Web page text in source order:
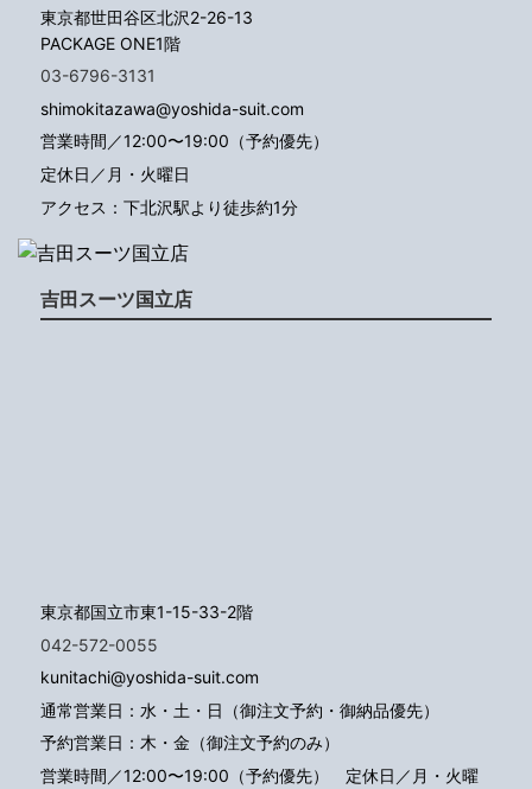
東京都世田谷区北沢2-26-13
PACKAGE ONE1階
03-6796-3131
shimokitazawa@yoshida-suit.com
営業時間／12:00〜19:00（予約優先）
定休日／月・火曜日
アクセス：下北沢駅より徒歩約1分
吉田スーツ国立店
東京都国立市東1-15-33-2階
042-572-0055
kunitachi@yoshida-suit.com
通常営業日：水・土・日（御注文予約・御納品優先）
予約営業日：木・金（御注文予約のみ）
営業時間／12:00〜19:00（予約優先） 定休日／月・火曜